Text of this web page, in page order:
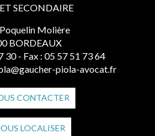
SECONDAIRE
Molière
BORDEAUX
30 - Fax : 05 57 51 73 64
piola-avocat.fr
CONTACTER
LOCALISER